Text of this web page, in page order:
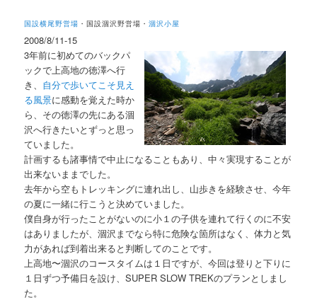
テ
ン
ツ
へ
移
動
国設横尾野営場 ・国設涸沢野営場・涸沢小屋
2008/8/11-15
3年前に初めてのバックパ
ックで上高地の徳澤へ行
き、 自分で歩いてこそ見え
る風景に感動を覚えた時か
ら、その徳澤の先にある涸
沢へ行きたいとずっと思っ
ていました。
計画するも諸事情で中止になることもあり、中々実現することが
出来ないままでした。
去年から空もトレッキングに連れ出し、山歩きを経験させ、今年
の夏に一緒に行こうと決めていました。
僕自身が行ったことがないのに小１の子供を連れて行くのに不安
はありましたが、涸沢までなら特に危険な箇所はなく、体力と気
力があれば到着出来ると判断してのことです。
上高地〜涸沢のコースタイムは１日ですが、今回は登りと下りに
１日ずつ予備日を設け、SUPER SLOW TREKのプランとしまし
た。